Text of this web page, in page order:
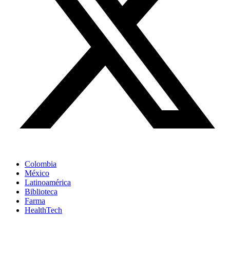
Colombia
México
Latinoamérica
Biblioteca
Farma
HealthTech